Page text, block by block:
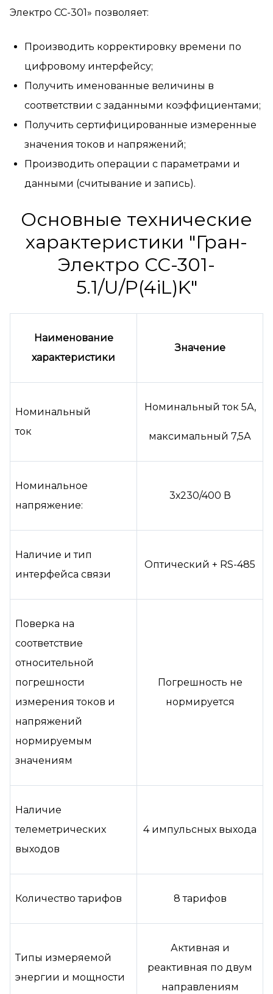
Электро СС-301» позволяет:
Производить корректировку времени по
цифровому интерфейсу;
Получить именованные величины в
соответствии с заданными коэффициентами;
Получить сертифицированные измеренные
значения токов и напряжений;
Производить операции с параметрами и
данными (считывание и запись).
Основные технические
характеристики "Гран-
Электро СС-301-
5.1/U/P(4iL)K"
Наименование
характеристики
Значение
Номинальный
ток
Номинальный ток 5А,
максимальный 7,5А
Номинальное
напряжение:
3х230/400 В
Наличие и тип
интерфейса связи
Оптический + RS-485
Поверка на
соответствие
относительной
погрешности
измерения токов и
напряжений
нормируемым
значениям
Погрешность не
нормируется
Наличие
телеметрических
выходов
4 импульсных выхода
Количество тарифов 8 тарифов
Типы измеряемой
энергии и мощности
Активная и
реактивная по двум
направлениям